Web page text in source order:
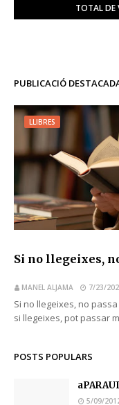
TOTAL DE
PUBLICACIÓ
LLIBRES
Si no llegeixes,
MANEL ALJAMA 7/23/
Si no llegeixes, no
si llegeixes, pot passar
POSTS POPULARS
5/09/